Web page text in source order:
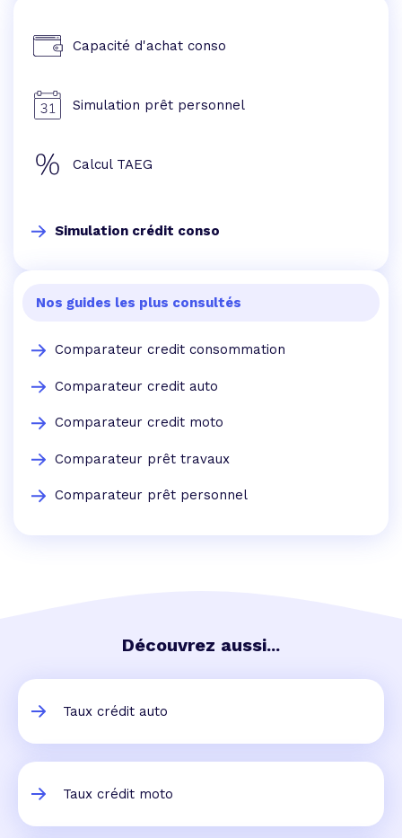
Capacité d'achat conso
Simulation prêt personnel
Calcul TAEG
Simulation crédit conso
Nos guides les plus consultés
Comparateur credit consommation
Comparateur credit auto
Comparateur credit moto
Comparateur prêt travaux
Comparateur prêt personnel
Découvrez aussi...
Taux crédit auto
Taux crédit moto